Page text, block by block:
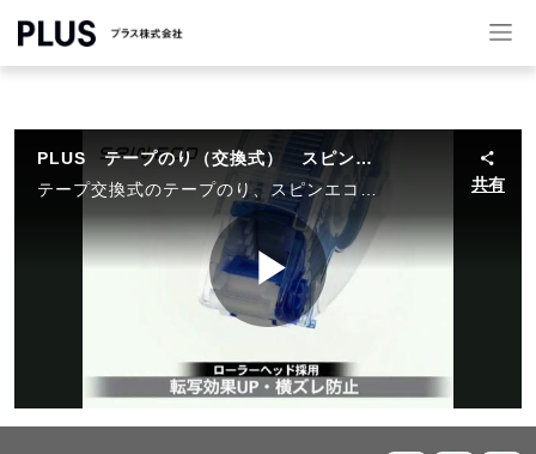
PLUS テープのり（交換式） スピンエコ
共有
Play